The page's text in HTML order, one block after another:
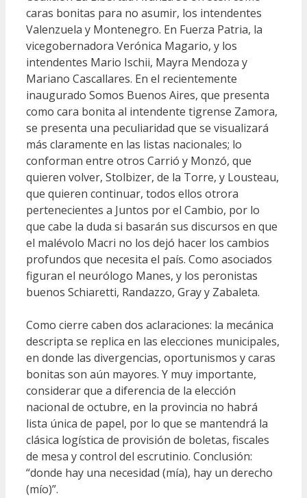
caras bonitas para no asumir, los intendentes
Valenzuela y Montenegro. En Fuerza Patria, la
vicegobernadora Verónica Magario, y los
intendentes Mario Ischii, Mayra Mendoza y
Mariano Cascallares. En el recientemente
inaugurado Somos Buenos Aires, que presenta
como cara bonita al intendente tigrense Zamora,
se presenta una peculiaridad que se visualizará
más claramente en las listas nacionales; lo
conforman entre otros Carrió y Monzó, que
quieren volver, Stolbizer, de la Torre, y Lousteau,
que quieren continuar, todos ellos otrora
pertenecientes a Juntos por el Cambio, por lo
que cabe la duda si basarán sus discursos en que
el malévolo Macri no los dejó hacer los cambios
profundos que necesita el país. Como asociados
figuran el neurólogo Manes, y los peronistas
buenos Schiaretti, Randazzo, Gray y Zabaleta.
Como cierre caben dos aclaraciones: la mecánica
descripta se replica en las elecciones municipales,
en donde las divergencias, oportunismos y caras
bonitas son aún mayores. Y muy importante,
considerar que a diferencia de la elección
nacional de octubre, en la provincia no habrá
lista única de papel, por lo que se mantendrá la
clásica logística de provisión de boletas, fiscales
de mesa y control del escrutinio. Conclusión:
“donde hay una necesidad (mía), hay un derecho
(mío)”.